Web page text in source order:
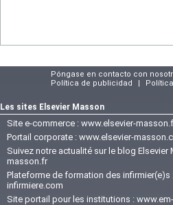
Póngase en contacto con
Política de publicidad
|
Les sites Elsevier Masson
Site e-commerce : www.elsevier-
Portail corporate : www.elsevier-
Suivez notre actualité sur le blog Elsevier
masson.fr
Plateforme de formation des infirmier(e)s
infirmiere.com
Site portail pour les institutions :